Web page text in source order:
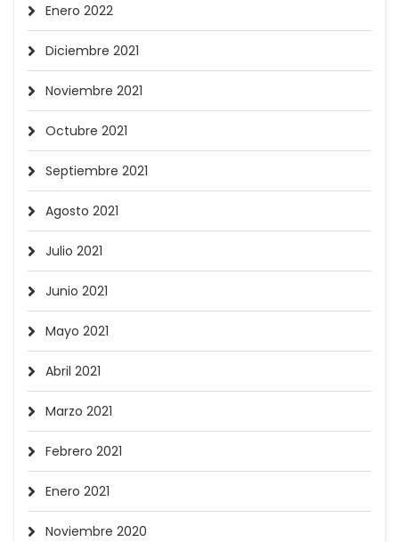
Enero 2022
Diciembre 2021
Noviembre 2021
Octubre 2021
Septiembre 2021
Agosto 2021
Julio 2021
Junio 2021
Mayo 2021
Abril 2021
Marzo 2021
Febrero 2021
Enero 2021
Noviembre 2020